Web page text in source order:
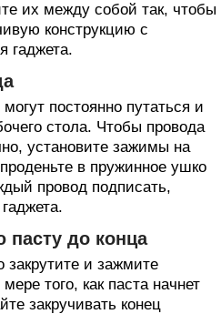
их между собой так, чтобы
конструкцию с
гаджета.
постоянно путаться и
стола. Чтобы провода
установите зажимы на
в пружинное ушко
провод подписать,
пасту до конца
закрутите и зажмите
того, как паста начнет
закручивать конец